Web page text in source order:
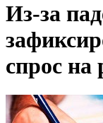
Из-за
спрос